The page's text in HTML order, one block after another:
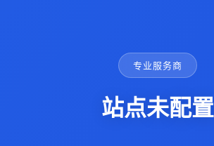
专业服务商
站点未配置